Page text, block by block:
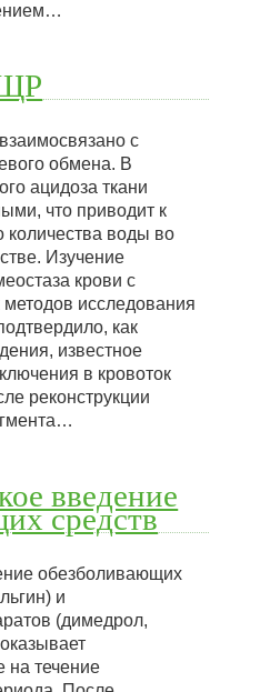
с
обмена. В
ацидоза ткани
что приводит к
количества воды во
Изучение
крови с
исследования
как
известное
в кровоток
реконструкции
введение
средств
обезболивающих
и
(димедрол,
на течение